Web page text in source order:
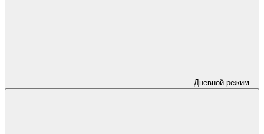
Дневной режим